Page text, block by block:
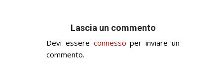
Lascia un commento
Devi essere connesso per inviare un
commento.